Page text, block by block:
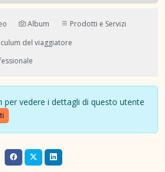
Album
Prodotti e Servizi
del viaggiatore
per vedere i dettagli di questo utente